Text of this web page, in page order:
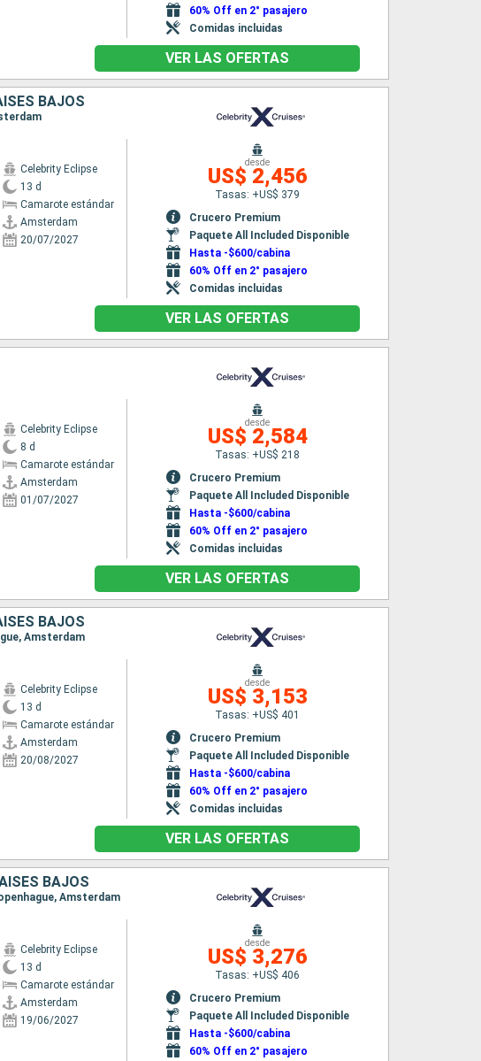
60% Off en 2° pasajero
Comidas incluidas
VER LAS OFERTAS
BAJOS
Celebrity Eclipse
13 d
Camarote estándar
Amsterdam
20/07/2027
desde
US$ 2,456
Tasas: +US$ 379
Crucero Premium
Paquete All Included Disponible
Hasta -$600/cabina
60% Off en 2° pasajero
Comidas incluidas
VER LAS OFERTAS
Celebrity Eclipse
8 d
Camarote estándar
Amsterdam
01/07/2027
desde
US$ 2,584
Tasas: +US$ 218
Crucero Premium
Paquete All Included Disponible
Hasta -$600/cabina
60% Off en 2° pasajero
Comidas incluidas
VER LAS OFERTAS
BAJOS
Amsterdam
Celebrity Eclipse
13 d
Camarote estándar
Amsterdam
20/08/2027
desde
US$ 3,153
Tasas: +US$ 401
Crucero Premium
Paquete All Included Disponible
Hasta -$600/cabina
60% Off en 2° pasajero
Comidas incluidas
VER LAS OFERTAS
BAJOS
Amsterdam
Celebrity Eclipse
13 d
Camarote estándar
Amsterdam
19/06/2027
desde
US$ 3,276
Tasas: +US$ 406
Crucero Premium
Paquete All Included Disponible
Hasta -$600/cabina
60% Off en 2° pasajero